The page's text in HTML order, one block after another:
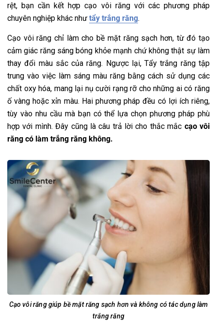
rệt, bạn cần kết hợp cạo vôi răng với các phương pháp
chuyên nghiệp khác như tẩy trắng răng.
Cạo vôi răng chỉ làm cho bề mặt răng sạch hơn, từ đó tạo
cảm giác răng sáng bóng khỏe mạnh chứ không thật sự làm
thay đổi màu sắc của răng. Ngược lại, Tẩy trắng răng tập
trung vào việc làm sáng màu răng bằng cách sử dụng các
chất oxy hóa, mang lại nụ cười rạng rỡ cho những ai có răng
ố vàng hoặc xỉn màu. Hai phương pháp đều có lợi ích riêng,
tùy vào nhu cầu mà bạn có thể lựa chọn phương pháp phù
hợp với mình. Đây cũng là câu trả lời cho thắc mắc cạo vôi
răng có làm trắng răng không.
Cạo vôi răng giúp bề mặt răng sạch hơn và không có tác dụng làm
trắng răng